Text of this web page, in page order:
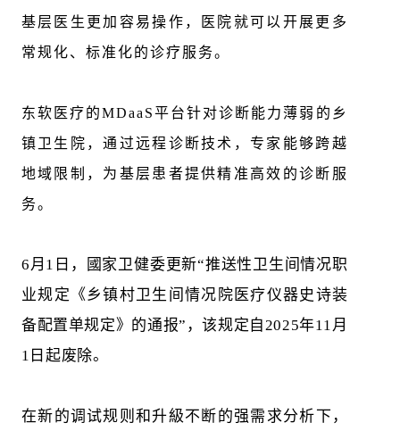
基层医生更加容易操作，医院就可以开展更多
常规化、标准化的诊疗服务。
东软医疗的MDaaS平台针对诊断能力薄弱的乡
镇卫生院，通过远程诊断技术，专家能够跨越
地域限制，为基层患者提供精准高效的诊断服
务。
6月1日，國家卫健委更新“推送性卫生间情况职
业规定《乡镇村卫生间情况院医疗仪器史诗装
备配置单规定》的通报”，该规定自2025年11月
1日起废除。
在新的调试规则和升級不断的强需求分析下，